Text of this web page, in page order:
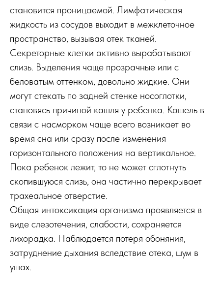
становится проницаемой. Лимфатическая
жидкость из сосудов выходит в межклеточное
пространство, вызывая отек тканей.
Секреторные клетки активно вырабатывают
слизь. Выделения чаще прозрачные или с
беловатым оттенком, довольно жидкие. Они
могут стекать по задней стенке носоглотки,
становясь причиной кашля у ребенка. Кашель в
связи с насморком чаще всего возникает во
время сна или сразу после изменения
горизонтального положения на вертикальное.
Пока ребенок лежит, то не может сглотнуть
скопившуюся слизь, она частично перекрывает
трахеальное отверстие.
Общая интоксикация организма проявляется в
виде слезотечения, слабости, сохраняется
лихорадка. Наблюдается потеря обоняния,
затруднение дыхания вследствие отека, шум в
ушах.